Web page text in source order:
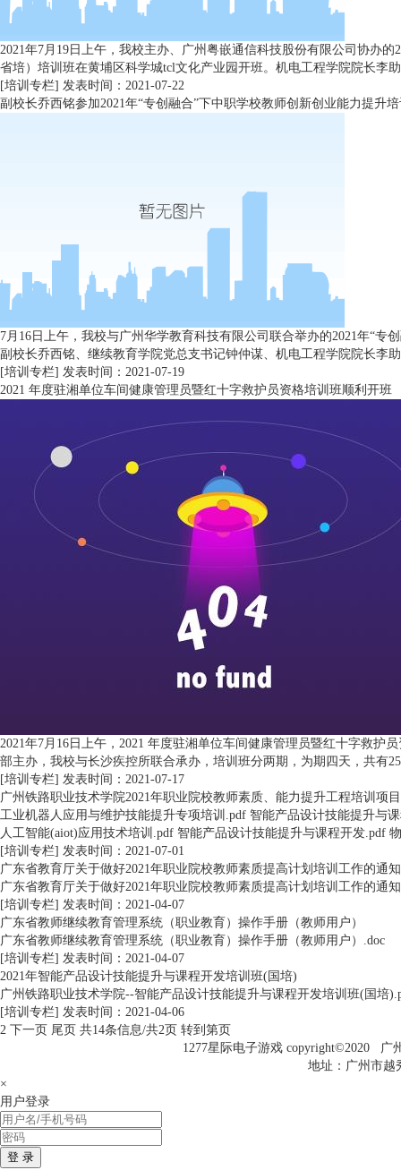
2021年7月19日上午，我校主办、广州粤嵌通信科技股份有限公司协办
省培）培训班在黄埔区科学城tcl文化产业园开班。机电工程学院院长李
[培训专栏] 发表时间：2021-07-22
副校长乔西铭参加2021年“专创融合”下中职学校教师创新创业能力提升
7月16日上午，我校与广州华学教育科技有限公司联合举办的2021年“
副校长乔西铭、继续教育学院党总支书记钟仲谋、机电工程学院院长李
[培训专栏] 发表时间：2021-07-19
2021 年度驻湘单位车间健康管理员暨红十字救护员资格培训班顺利开班
2021年7月16日上午，2021 年度驻湘单位车间健康管理员暨红十字救
部主办，我校与长沙疾控所联合承办，培训班分两期，为期四天，共有
[培训专栏] 发表时间：2021-07-17
广州铁路职业技术学院2021年职业院校教师素质、能力提升工程培训项
工业机器人应用与维护技能提升专项培训.pdf 智能产品设计技能提升与
人工智能(aiot)应用技术培训.pdf 智能产品设计技能提升与课程开发.pdf
[培训专栏] 发表时间：2021-07-01
广东省教育厅关于做好2021年职业院校教师素质提高计划培训工作的通知
广东省教育厅关于做好2021年职业院校教师素质提高计划培训工作的通
[培训专栏] 发表时间：2021-04-07
广东省教师继续教育管理系统（职业教育）操作手册（教师用户）
广东省教师继续教育管理系统（职业教育）操作手册（教师用户）.doc
[培训专栏] 发表时间：2021-04-07
2021年智能产品设计技能提升与课程开发培训班(国培)
广州铁路职业技术学院--智能产品设计技能提升与课程开发培训班(国培
[培训专栏] 发表时间：2021-04-06
2 下一页 尾页 共14条信息/共2页 转到第页
1277星际电子游戏 copyright©2020
地址：广州市越
×
用户登录
登 录